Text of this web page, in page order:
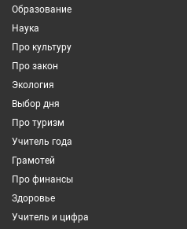
Образование
Наука
Про культуру
Про закон
Экология
Выбор дня
Про туризм
Учитель года
Грамотей
Про финансы
Здоровье
Учитель и цифра